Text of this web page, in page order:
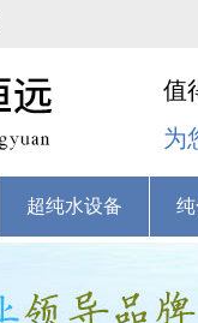
值
为
超纯水设备